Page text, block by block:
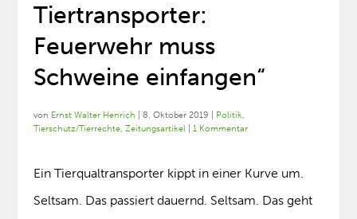
Tiertransporter:
Feuerwehr muss
Schweine einfangen“
von Ernst Walter Henrich |8. Oktober 2019 Politik,
Tierschutz/Tierrechte,Zeitungsartikel |1 Kommentar
Ein Tierqualtransporter kippt in einer Kurve um.
Seltsam. Das passiert dauernd. Seltsam. Das geht